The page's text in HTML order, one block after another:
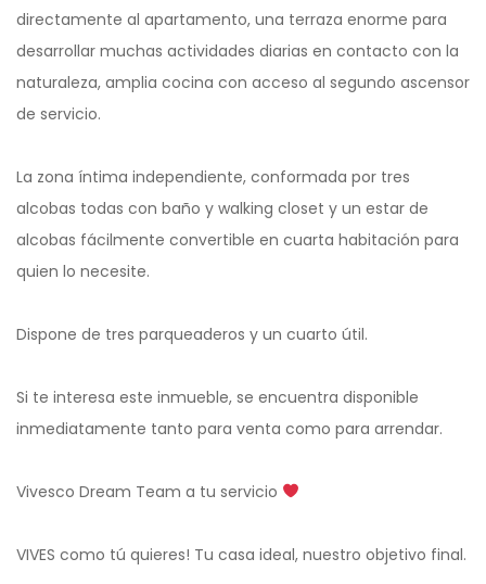
directamente al apartamento, una terraza enorme para
desarrollar muchas actividades diarias en contacto con la
naturaleza, amplia cocina con acceso al segundo ascensor
de servicio.
La zona íntima independiente, conformada por tres
alcobas todas con baño y walking closet y un estar de
alcobas fácilmente convertible en cuarta habitación para
quien lo necesite.
Dispone de tres parqueaderos y un cuarto útil.
Si te interesa este inmueble, se encuentra disponible
inmediatamente tanto para venta como para arrendar.
Vivesco Dream Team a tu servicio
VIVES como tú quieres! Tu casa ideal, nuestro objetivo final.